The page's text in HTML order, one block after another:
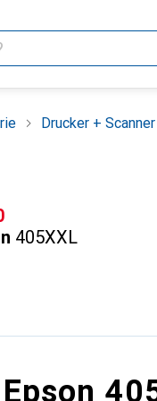
Drucker + Scanner
405XXL